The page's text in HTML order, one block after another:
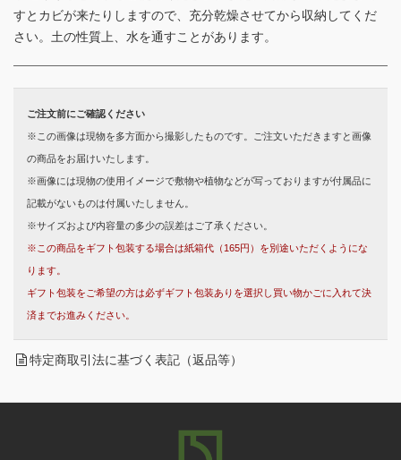
すとカビが来たりしますので、充分乾燥させてから収納してくだ
さい。土の性質上、水を通すことがあります。
ご注文前にご確認ください
※この画像は現物を多方面から撮影したものです。ご注文いただきますと画像
の商品をお届けいたします。
※画像には現物の使用イメージで敷物や植物などが写っておりますが付属品に
記載がないものは付属いたしません。
※サイズおよび内容量の多少の誤差はご了承ください。
※この商品をギフト包装する場合は紙箱代（165円）を別途いただくようにな
ります。
ギフト包装をご希望の方は必ずギフト包装ありを選択し買い物かごに入れて決
済までお進みください。
特定商取引法に基づく表記（返品等）